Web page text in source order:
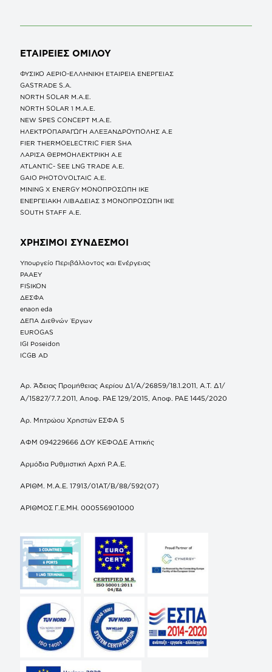
ΕΤΑΙΡΕΙΕΣ ΟΜΙΛΟΥ
ΦΥΣΙΚΟ ΑΕΡΙΟ-ΕΛΛΗΝΙΚΗ ΕΤΑΙΡΕΙΑ ΕΝΕΡΓΕΙΑΣ
GASTRADE S.A.
NORTH SOLAR M.Α.Ε.
NORTH SOLAR 1 M.Α.Ε.
NEW SPES CONCEPT Μ.Α.Ε.
ΗΛΕΚΤΡΟΠΑΡΑΓΩΓΗ ΑΛΕΞΑΝΔΡΟΥΠΟΛΗΣ A.E
FIER THERMOELECTRIC FIER SHA
ΛΑΡΙΣΑ ΘΕΡΜΟΗΛΕΚΤΡΙΚΗ A.E
ATLANTIC- SEE LNG TRADE A.E.
GAIO PHOTOVOLTAIC Α.Ε.
MINING X ENERGY ΜΟΝΟΠΡΟΣΩΠΗ ΙΚΕ
ΕΝΕΡΓΕΙΑΚΗ ΛΙΒΑΔΕΙΑΣ 3 ΜΟΝΟΠΡΟΣΩΠΗ ΙΚΕ
SOUTH STAFF Α.Ε.
ΧΡΗΣΙΜΟΙ ΣΥΝΔΕΣΜΟΙ
Υπουργείο Περιβάλλοντος και Ενέργειας
ΡΑΑΕΥ
FISIKON
ΔΕΣΦΑ
enaon eda
ΔΕΠΑ Διεθνών Έργων
EUROGAS
IGI Poseidon
ICGB AD
Αρ. Άδειας Προμήθειας Αερίου Δ1/Α/26859/18.1.2011, Α.Τ. Δ1/
Α/15827/7.7.2011, Αποφ. ΡΑΕ 129/2015, Αποφ. ΡΑΕ 1445/2020
Αρ. Μητρώου Χρηστών ΕΣΦΑ 5
ΑΦΜ 094229666 ΔΟΥ ΚΕΦΟΔΕ Αττικής
Αρμόδια Ρυθμιστική Αρχή Ρ.Α.Ε.
ΑΡΙΘΜ. Μ.Α.Ε. 17913/01ΑΤ/Β/88/592(07)
ΑΡΙΘΜΟΣ Γ.Ε.ΜΗ. 000556901000